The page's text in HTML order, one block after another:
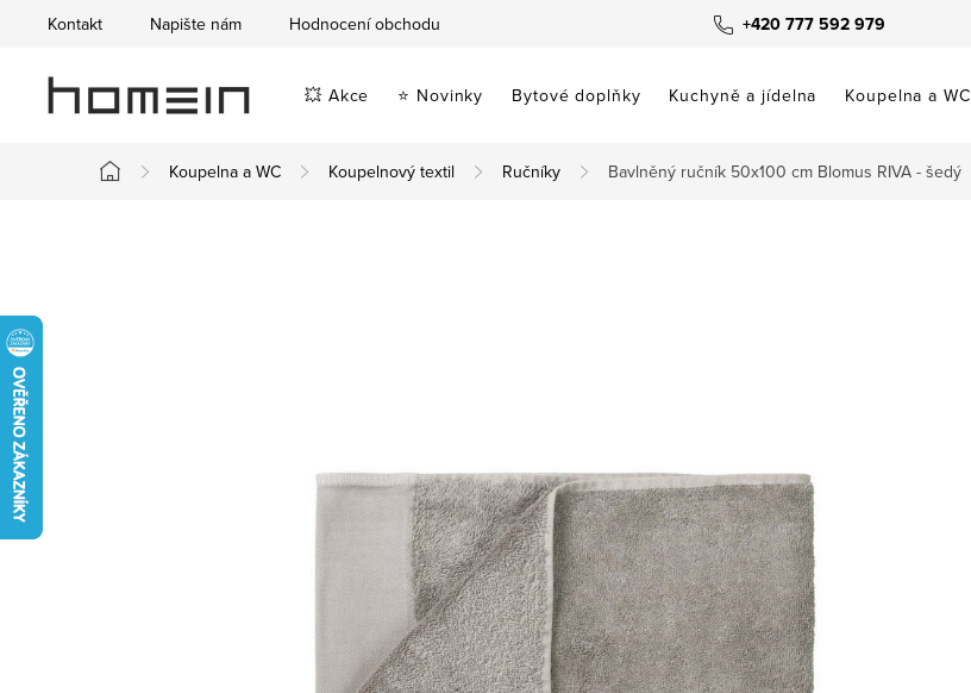
obsah
+420 777 592 979
Kontakt Napište nám Hodnocení obchodu
💥 Akce ⭐ Novinky Bytové doplňky Kuchyně a jídelna Koupelna a WC
Domů
Koupelna a WC Koupelnový textil Ručníky Bavlněný ručník 50x100 cm Blomus RIVA - šedý